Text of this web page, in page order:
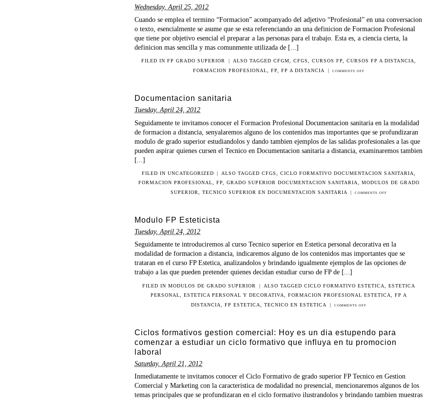
Wednesday, April 25, 2012
Cuando se emplea el termino “Formacion” acompanyado del adjetivo “Profesional” en una conversacion
o texto, esencialmente se asume que se esta referenciando an una definicion de Formacion Profesional
que tiene por objetivo esencial el preparar a las personas para el trabajo. Esta es, a ciencia cierta, la
definicion mas sencilla y mas comunmente utilizada de [...]
FILED INFP GRADO SUPERIOR | ALSO TAGGED CFGM CFGS CURSOS FP CURSOS FP A DISTANCIA
FORMACION PROFESIONAL
,FP ,FP A DISTANCIA | COMMENTS OFF
Documentacion sanitaria
Tuesday, April 24, 2012
Seguidamente te invitamos conocer el Formacion Profesional Documentacion sanitaria en la modalidad
de formacion a distancia, senyalaremos alguno de los contenidos mas importantes que se profundizaran
modulo de grado superior estudiandolos y dando tambien ejemplos de las salidas profesionales a las que
pueden aspirar quienes cursen el Tecnico en Documentacion sanitaria a distancia, examinaremos tambien
[...]
FILED IN UNCATEGORIZED | ALSO TAGGEDCFGS ,CICLO FORMATIVO DOCUMENTACION SANITARIA
FORMACION PROFESIONAL
FP GRADO SUPERIOR DOCUMENTACION SANITARIA
MODULOS DE GRADO
SUPERIOR
TECNICO SUPERIOR EN DOCUMENTACION SANITARIA | COMMENTS OFF
Modulo FP Esteticista
Tuesday, April 24, 2012
Seguidamente te introduciremos al curso Tecnico superior en Estetica personal decorativa en la
modalidad de formacion a distancia, indicaremos alguno de los contenidos mas importantes que se
trataran en el curso FP Estetica, analizandolos y brindando igualmente ejemplos de las opciones de
trabajo a las que pueden pretender quienes decidan estudiar curso de FP de [...]
FILED INMODULOS DE GRADO SUPERIOR | ALSO TAGGED CICLO FORMATIVO ESTETICA
ESTETICA
PERSONAL
ESTETICA PERSONAL Y DECORATIVA FORMACION PROFESIONAL ESTETICA
FP A
DISTANCIA
,FP ESTETICA ,TECNICO EN ESTETICA | COMMENTS OFF
Ciclos formativos gestion comercial: Hoy es un dia estupendo para
comenzar a estudiar un ciclo formativo que influya en tu promocion
laboral
Saturday, April 21, 2012
Inmediatamente te invitamos conocer el Ciclo Formativo de grado superior FP Tecnico en Gestion
Comercial y Marketing con la caracteristica de modalidad no presencial, mencionaremos algunos de los
temas principales que se profundizaran en el ciclo formativo ilustrandolos y brindando tambien muestras